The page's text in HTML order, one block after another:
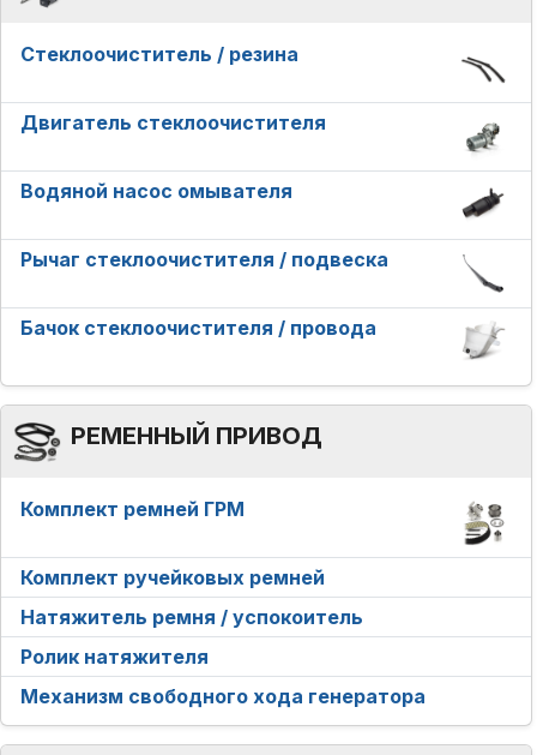
Стеклоочиститель / резина
Двигатель стеклоочистителя
Водяной насос омывателя
Рычаг стеклоочистителя / подвеска
Бачок стеклоочистителя / провода
РЕМЕННЫЙ ПРИВОД
Комплект ремней ГРМ
Комплект ручейковых ремней
Натяжитель ремня / успокоитель
Ролик натяжителя
Механизм свободного хода генератора